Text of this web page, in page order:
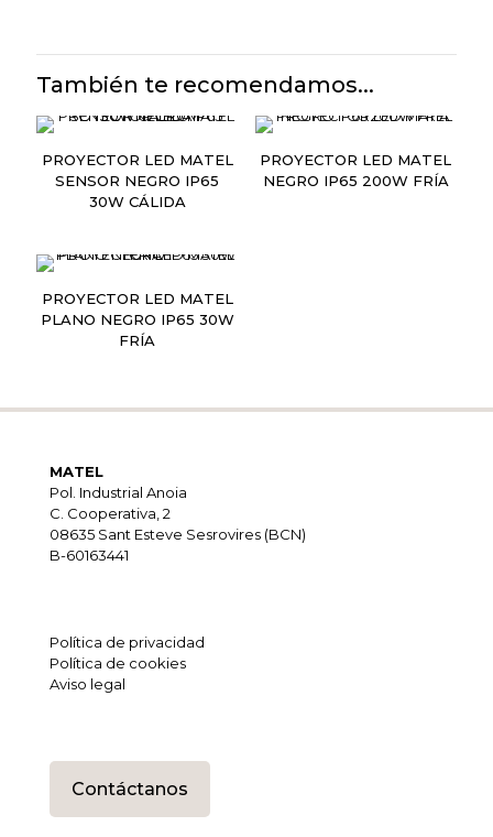
También te recomendamos...
PROYECTOR LED MATEL
SENSOR NEGRO IP65
30W CÁLIDA
PROYECTOR LED MATEL
NEGRO IP65 200W FRÍA
PROYECTOR LED MATEL
PLANO NEGRO IP65 30W
FRÍA
MATEL
Pol. Industrial Anoia
C. Cooperativa, 2
08635 Sant Esteve Sesrovires (BCN)
B-60163441
Política de privacidad
Política de cookies
Aviso legal
Contáctanos